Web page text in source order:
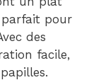
pour
des
facile,